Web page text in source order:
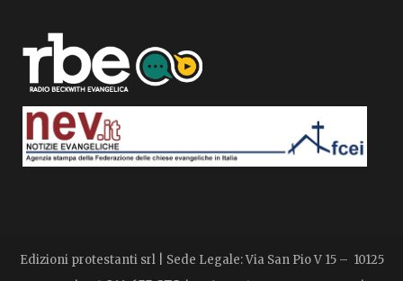
Edizioni protestanti srl | Sede Legale: Via San Pio V 15 – 10125